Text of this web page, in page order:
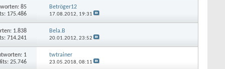
85
175.486
Betröger12
17.08.2012, 19:31
1.838
714.241
Bela.B
20.01.2012, 23:52
1
25.746
twtrainer
23.05.2018, 08:11